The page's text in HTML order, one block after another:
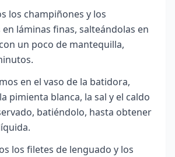
los champiñones y los
láminas finas, salteándolas en
un poco de mantequilla,
en el vaso de la batidora,
pimienta blanca, la sal y el caldo
batiéndolo, hasta obtener
los filetes de lenguado y los